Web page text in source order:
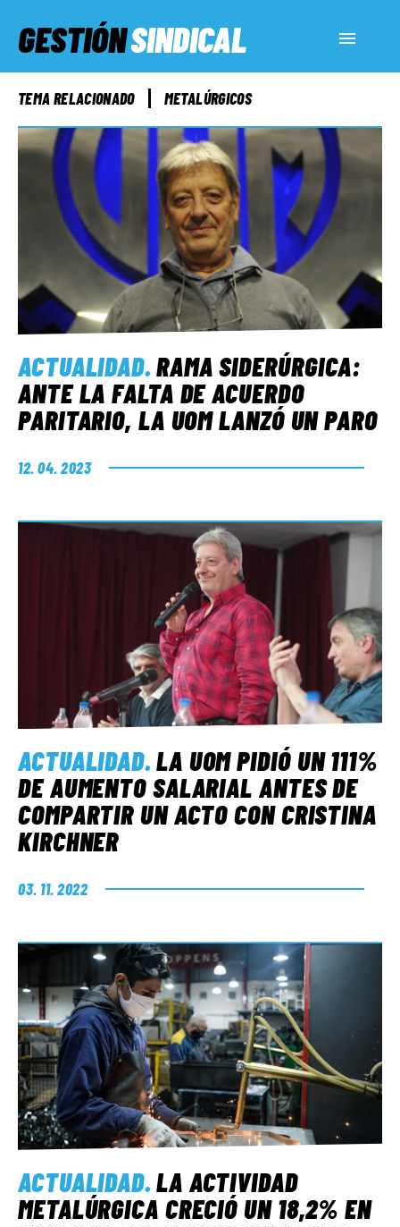
GESTIÓNSINDICAL
ACTUALIDAD
SERVICIOS SOCIALES
INFORMES ESPECIALES
FUERA DE MEGÁFONO
EL LADO «G»
TEMA RELACIONADO METALÚRGICOS
ACTUALIDAD.RAMA SIDERÚRGICA:
ANTE LA FALTA DE ACUERDO
PARITARIO, LA UOM LANZÓ UN PARO
12. 04. 2023
ACTUALIDAD.LA UOM PIDIÓ UN 111%
DE AUMENTO SALARIAL ANTES DE
COMPARTIR UN ACTO CON CRISTINA
KIRCHNER
03. 11. 2022
ACTUALIDAD.LA ACTIVIDAD
METALÚRGICA CRECIÓ UN 18,2% EN